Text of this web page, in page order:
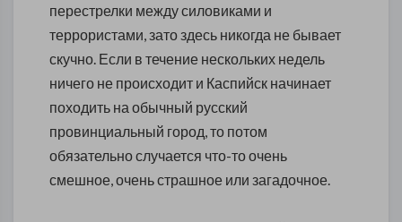
перестрелки между силовиками и
террористами, зато здесь никогда не бывает
скучно. Если в течение нескольких недель
ничего не происходит и Каспийск начинает
походить на обычный русский
провинциальный город, то потом
обязательно случается что-то очень
смешное, очень страшное или загадочное.